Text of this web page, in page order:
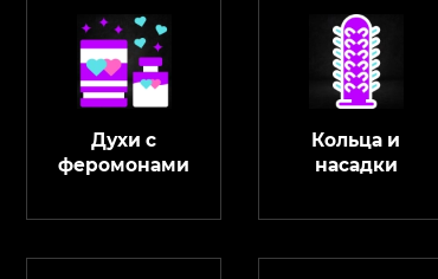
Духи с
феромонами
Кольца и
насадки